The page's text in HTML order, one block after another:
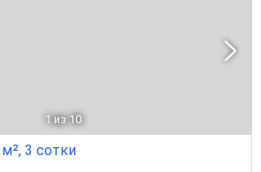
1 из 10
3 сотки